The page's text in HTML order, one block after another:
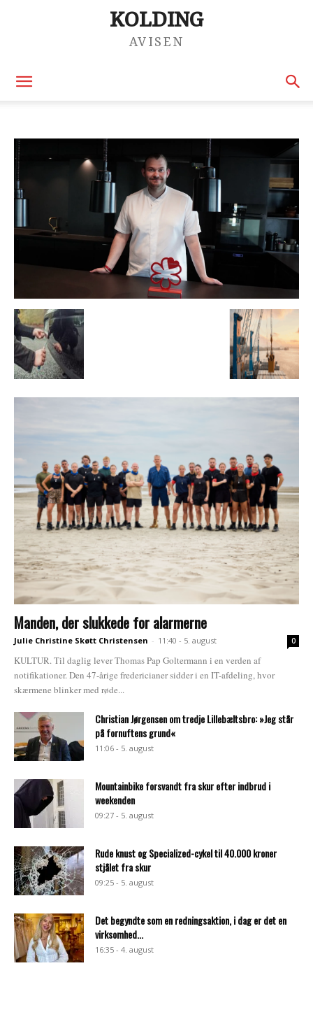
KOLDING
AVISEN
Manden, der slukkede for alarmerne
Julie Christine Skøtt Christensen - 11:40 - 5. august 0
KULTUR. Til daglig lever Thomas Pap Goltermann i en verden af
notifikationer. Den 47-årige fredericianer sidder i en IT-afdeling, hvor
skærmene blinker med røde...
Christian Jørgensen om tredje Lillebæltsbro: »Jeg står
på fornuftens grund«
11:06 - 5. august
Mountainbike forsvandt fra skur efter indbrud i
weekenden
09:27 - 5. august
Rude knust og Specialized-cykel til 40.000 kroner
stjålet fra skur
09:25 - 5. august
Det begyndte som en redningsaktion, i dag er det en
virksomhed...
16:35 - 4. august